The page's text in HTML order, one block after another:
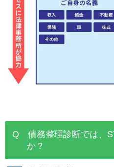
Q 債務整理診断では、
か？